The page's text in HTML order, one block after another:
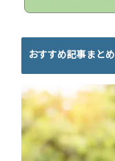
おすすめ記事まとめ